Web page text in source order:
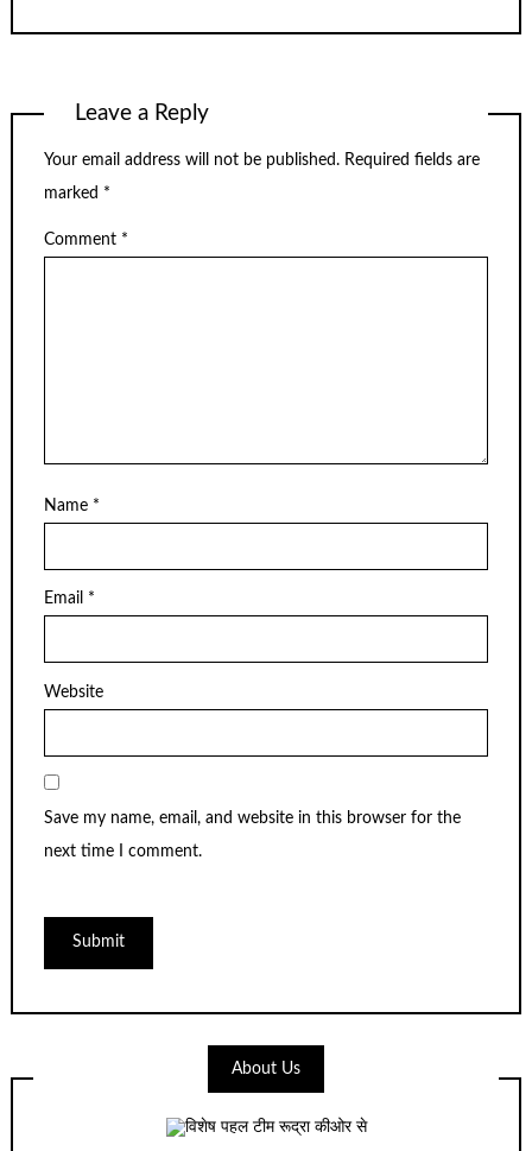
Leave a Reply
Your email address will not be published. Required fields are
marked *
Comment *
Name *
Email *
Website
Save my name, email, and website in this browser for the
next time I comment.
About Us